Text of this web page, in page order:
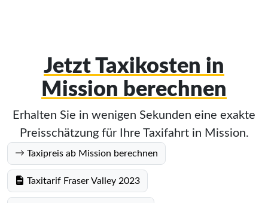
Jetzt Taxikosten in
Mission berechnen
Erhalten Sie in wenigen Sekunden eine exakte
Preisschätzung für Ihre Taxifahrt in Mission.
Taxipreis ab Mission berechnen
Taxitarif Fraser Valley 2023